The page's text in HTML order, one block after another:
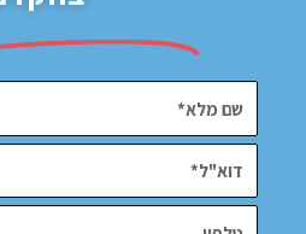
אנחנו